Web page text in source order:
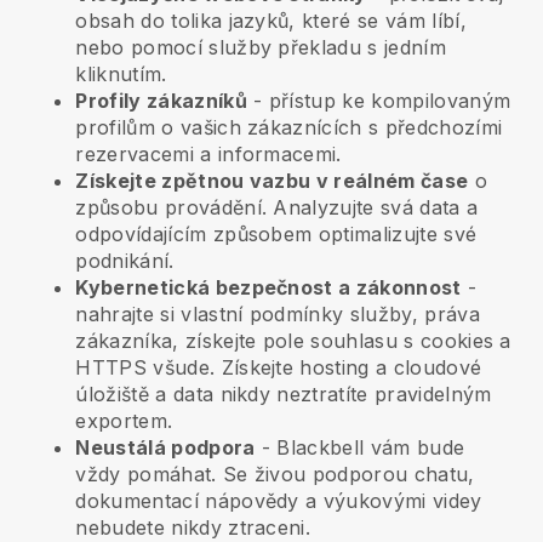
obsah do tolika jazyků, které se vám líbí,
nebo pomocí služby překladu s jedním
kliknutím.
Profily zákazníků - přístup ke kompilovaným
profilům o vašich zákaznících s předchozími
rezervacemi a informacemi.
Získejte zpětnou vazbu v reálném čase o
způsobu provádění. Analyzujte svá data a
odpovídajícím způsobem optimalizujte své
podnikání.
Kybernetická bezpečnost a zákonnost -
nahrajte si vlastní podmínky služby, práva
zákazníka, získejte pole souhlasu s cookies a
HTTPS všude. Získejte hosting a cloudové
úložiště a data nikdy neztratíte pravidelným
exportem.
Neustálá podpora - Blackbell vám bude
vždy pomáhat. Se živou podporou chatu,
dokumentací nápovědy a výukovými videy
nebudete nikdy ztraceni.